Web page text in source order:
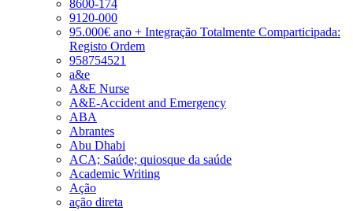
8600-174
9120-000
95.000€ ano + Integração Totalmente Comparticipada:
Registo Ordem
958754521
a&e
A&E Nurse
A&E-Accident and Emergency
ABA
Abrantes
Abu Dhabi
ACA; Saúde; quiosque da saúde
Academic Writing
Ação
ação direta